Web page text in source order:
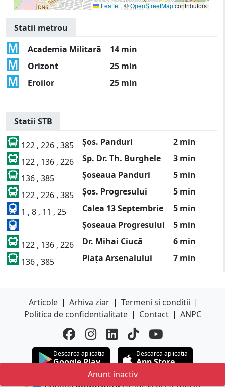
Leaflet|©OpenStreetMapcontributors
Statii metrou
Academia Militară
14 min
Orizont
25 min
Eroilor
25 min
Statii STB
122 , 226 , 385 Șos. Panduri
2 min
122 , 136 , 226
Sp. Dr. Th. Burghele
3 min
136 , 385
Șoseaua Panduri
5 min
122 , 226 , 385
Șos. Progresului
5 min
1 , 8 , 11 , 25
Calea 13 Septembrie
5 min
Șoseaua Progresului
5 min
122 , 136 , 226
Dr. Mihai Ciucă
6 min
136 , 385
Piața Arsenalului 7 min
Anunt inactiv
Articole | Arhiva ziar | Termeni si conditii |
Politica de confidentialitate | Contact | ANPC
Descarca aplicatia
Google Play
Descarca aplicatia
App Store